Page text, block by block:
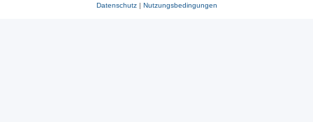
Datenschutz| Nutzungsbedingungen